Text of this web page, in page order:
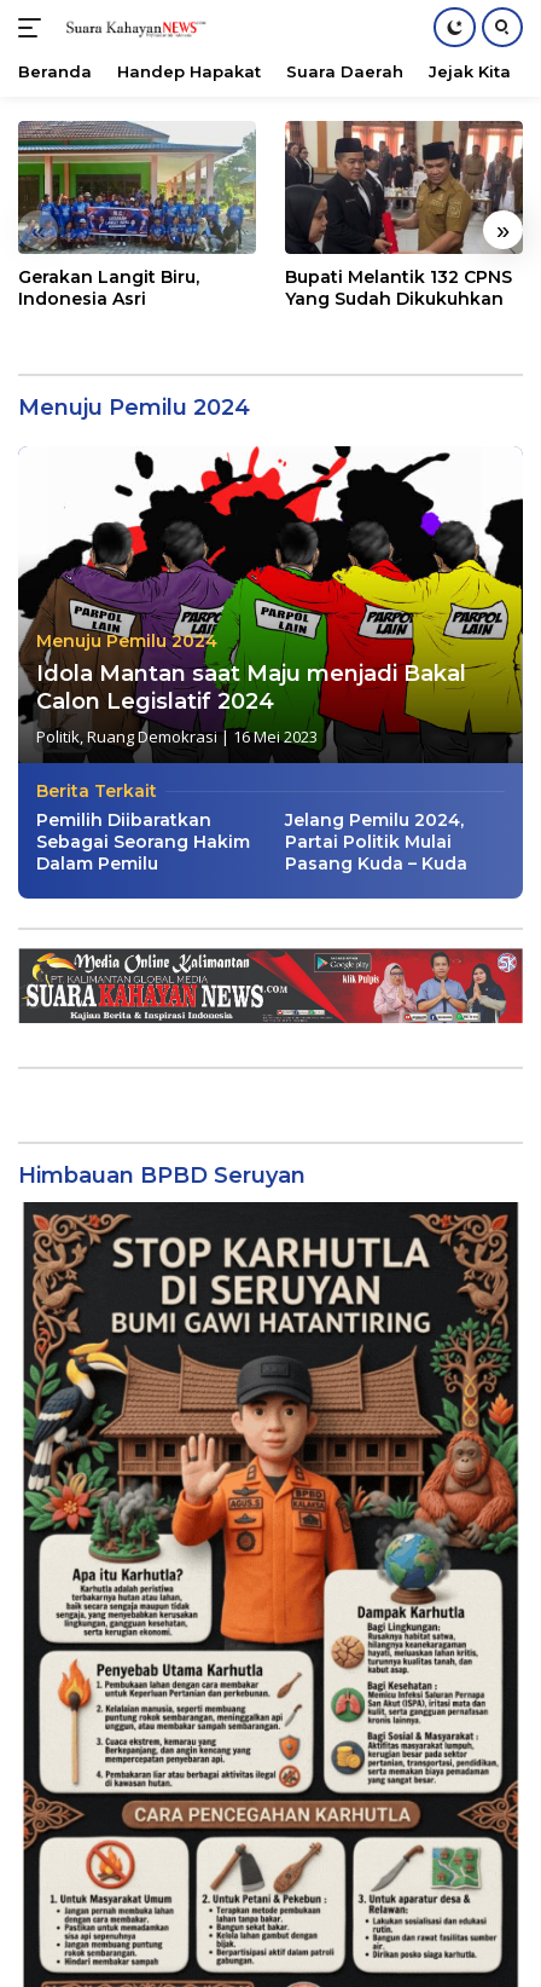
konten
Beranda Handep Hapakat Suara Daerah Jejak Kita
« »
Gerakan Langit Biru,
Indonesia Asri
Bupati Melantik 132 CPNS
Yang Sudah Dikukuhkan
Menuju Pemilu 2024
Menuju Pemilu 2024
Idola Mantan saat Maju menjadi Bakal
Calon Legislatif 2024
Politik Ruang Demokrasi| 16 Mei 2023
Berita Terkait
Pemilih Diibaratkan
Sebagai Seorang Hakim
Dalam Pemilu
Jelang Pemilu 2024,
Partai Politik Mulai
Pasang Kuda – Kuda
Himbauan BPBD Seruyan